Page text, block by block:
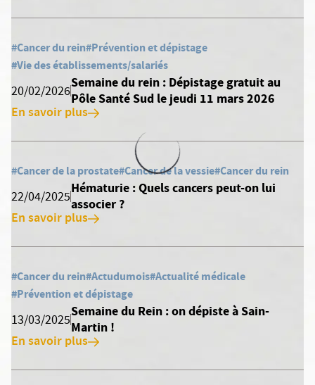
#Cancer du rein#Prévention et dépistage
#Vie des établissements/salariés
20/02/2026
Semaine du rein : Dépistage gratuit au
Pôle Santé Sud le jeudi 11 mars 2026
En savoir plus
#Cancer de la prostate#Cancer de la vessie#Cancer du rein
22/04/2025
Hématurie : Quels cancers peut-on lui
associer ?
En savoir plus
#Cancer du rein#Actudumois#Actualité médicale
#Prévention et dépistage
13/03/2025
Semaine du Rein : on dépiste à Sain-
Martin !
En savoir plus